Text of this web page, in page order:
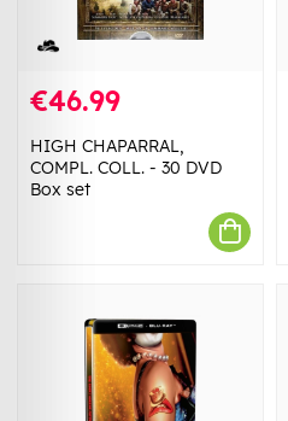
€46.99
HIGH CHAPARRAL,
COMPL. COLL. - 30 DVD
Box set